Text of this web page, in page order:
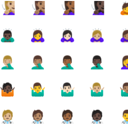
🧏🏼‍♀️ 🧏🏽‍♀️ 🧏🏾‍♀️ 🧏🏿‍♀️
🙇🏿‍♂️ 🙇‍♀️ 🙇🏻‍♀️ 🙇🏼‍♀️
🤦🏼‍♂️ 🤦🏽‍♂️ 🤦🏾‍♂️ 🤦🏿‍♂️
🤷🏿 🤷‍♂️ 🤷🏻‍♂️ 🤷🏼‍♂️
🧑🏼‍⚕️ 🧑🏽‍⚕️ 🧑🏾‍⚕️ 🧑🏿‍⚕️